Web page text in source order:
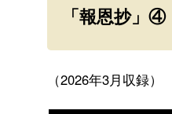
「報恩抄」④
（2026年3月収録）